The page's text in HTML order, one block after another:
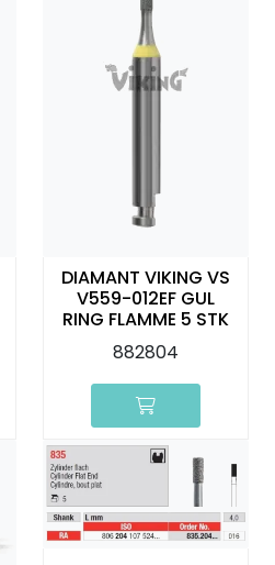
DIAMANT VIKING VS
V559-012EF GUL
RING FLAMME 5 STK
882804